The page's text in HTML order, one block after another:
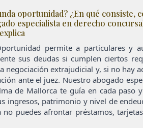
oportunidad? ¿En qué consiste,
especialista en derecho
permite a particulares y
sus deudas si cumplen ciertos
negociación extrajudicial y, si no hay
ante el juez. Nuestro abogado
de Mallorca te guía en cada paso
ingresos, patrimonio y nivel de
puedes afrontar préstamos,